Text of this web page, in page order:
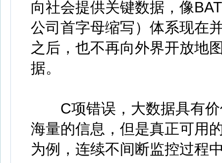
向社会提供关键数据，像
公司首字母缩写）体系现在
之后，也不再向外界开放地
据。
C项错误，大数据具有价
海量的信息，但是真正可用
为例，连续不间断监控过程